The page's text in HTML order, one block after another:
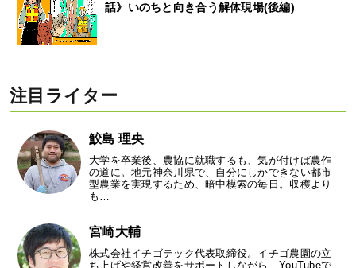
話》いのちと向き合う解体現場(後編)
注目ライター
鮫島 理央
大学を卒業後、農協に就職するも、気が付けば農作
の道に。地元神奈川県で、自分にしかできない都市
型農業を実現するため、暗中模索の毎日。収穫より
も…
宮崎大輔
株式会社イチゴテック代表取締役。イチゴ農園の立
ち上げや経営改善をサポートしながら、YouTubeで